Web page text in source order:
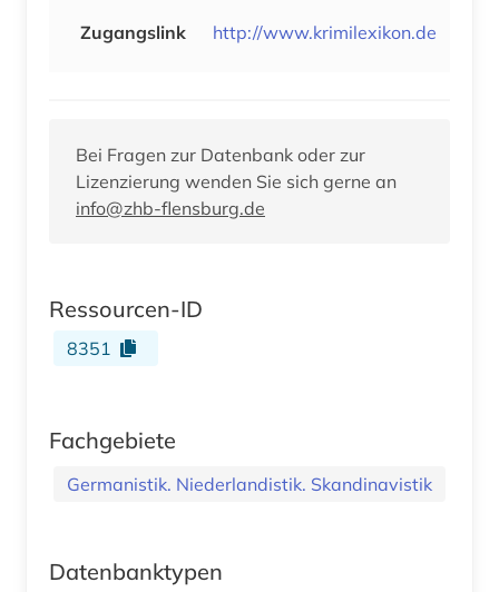
Zugangslink
http://www.krimilexikon.de
Bei Fragen zur Datenbank oder zur
Lizenzierung wenden Sie sich gerne an
info@zhb-flensburg.de
Ressourcen-ID
8351
Fachgebiete
Germanistik. Niederlandistik. Skandinavistik
Datenbanktypen